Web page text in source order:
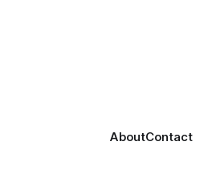
AboutContact